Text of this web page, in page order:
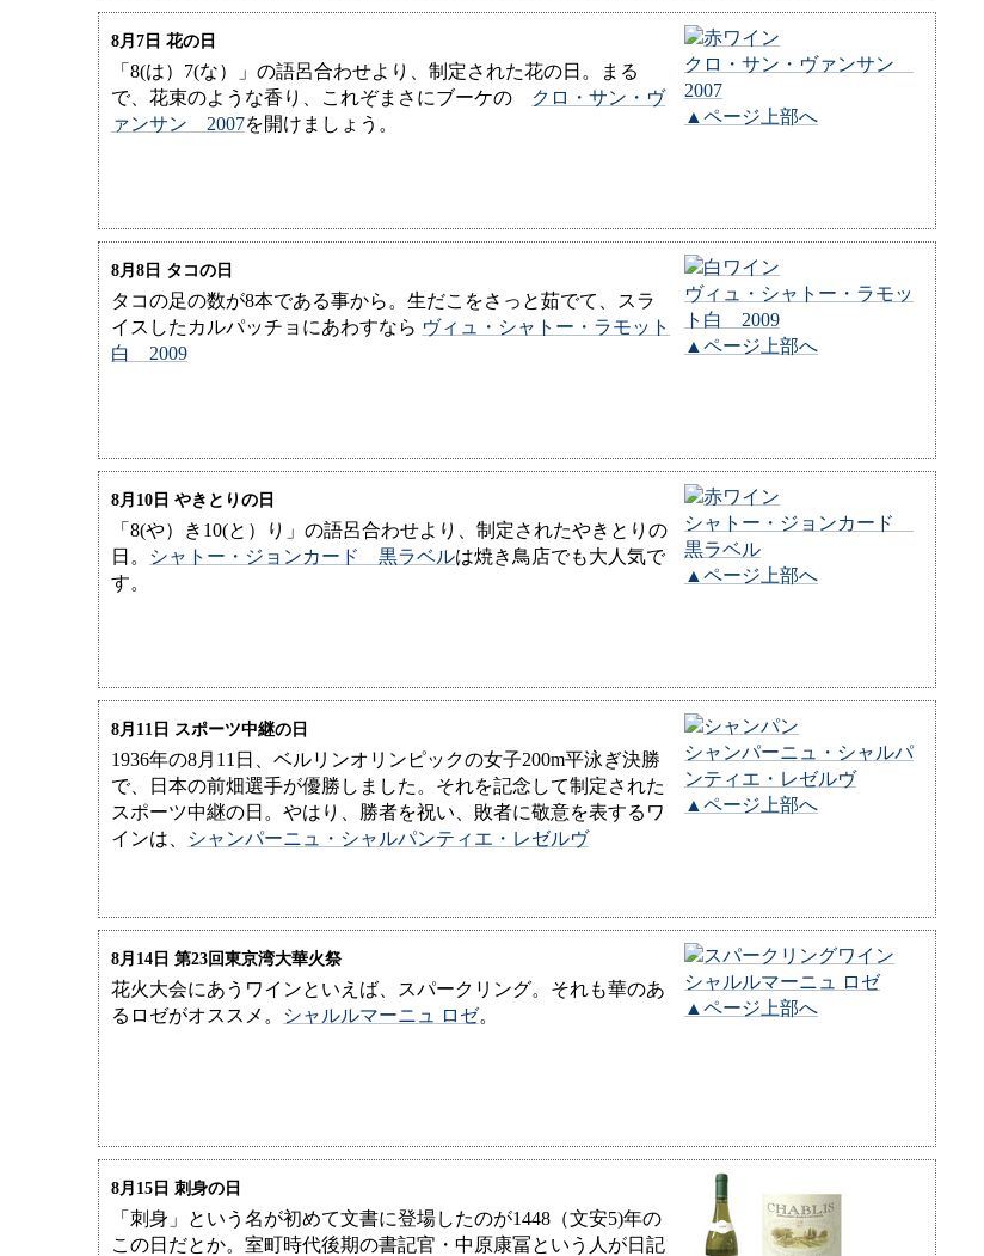
8月7日 花の日
「8(は）7(な）」の語呂合わせより、制定された花の日。まる
で、花束のような香り、これぞまさにブーケの
クロ・サン・ヴ
ァンサン 2007を開けましょう。
クロ・サン・ヴァンサン
2007
▲ページ上部へ
8月8日 タコの日
タコの足の数が8本である事から。生だこをさっと茹でて、スラ
イスしたカルパッチョにあわすなら ヴィュ・シャトー・ラモット
白 2009
ヴィュ・シャトー・ラモッ
ト白 2009
▲ページ上部へ
8月10日 やきとりの日
「8(や）き10(と）り」の語呂合わせより、制定されたやきとりの
日。
シャトー・ジョンカード 黒ラベルは焼き鳥店でも大人気で
す。
シャトー・ジョンカード
黒ラベル
▲ページ上部へ
8月11日 スポーツ中継の日
1936年の8月11日、ベルリンオリンピックの女子200m平泳ぎ決勝
で、日本の前畑選手が優勝しました。それを記念して制定された
スポーツ中継の日。やはり、勝者を祝い、敗者に敬意を表するワ
インは、
シャンパーニュ・シャルパンティエ・レゼルヴ
シャンパーニュ・シャルパ
ンティエ・レゼルヴ
▲ページ上部へ
8月14日 第23回東京湾大華火祭
花火大会にあうワインといえば、スパークリング。それも華のあ
るロゼがオススメ。
シャルルマーニュ ロゼ。
シャルルマーニュ ロゼ
▲ページ上部へ
8月15日 刺身の日
「刺身」という名が初めて文書に登場したのが1448（文安5)年の
この日だとか。室町時代後期の書記官・中原康冨という人が日記